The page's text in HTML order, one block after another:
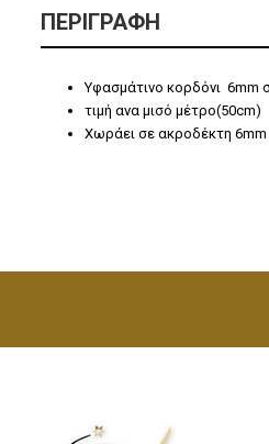
ΠΕΡΙΓΡΑΦΉ
Υφασμάτινο κορδόνι
τιμή ανα μισό μέτρο(50cm)
Χωράει σε ακροδέκτη 6mm